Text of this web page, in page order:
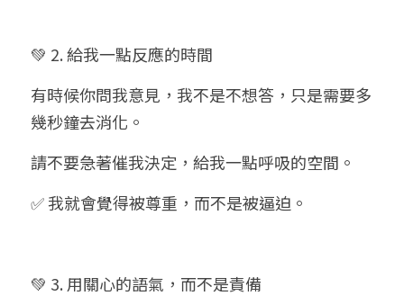
💚 2. 給我一點反應的時間
有時候你問我意見，我不是不想答，只是需要多
幾秒鐘去消化。
請不要急著催我決定，給我一點呼吸的空間。
✅ 我就會覺得被尊重，而不是被逼迫。
💚 3. 用關心的語氣，而不是責備